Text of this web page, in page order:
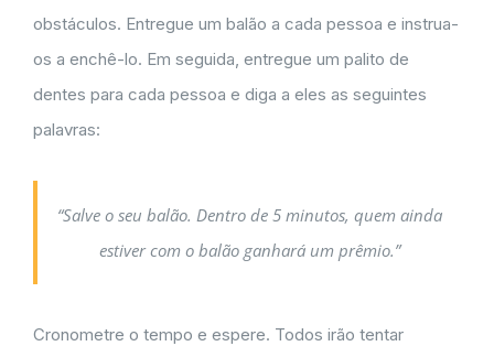
obstáculos. Entregue um balão a cada pessoa e instrua-
os a enchê-lo. Em seguida, entregue um palito de
dentes para cada pessoa e diga a eles as seguintes
palavras:
“Salve o seu balão. Dentro de 5 minutos, quem ainda
estiver com o balão ganhará um prêmio.”
Cronometre o tempo e espere. Todos irão tentar